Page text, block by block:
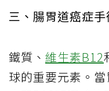
三、腸胃道癌症手
鐵質、 維生素B12
球的重要元素。